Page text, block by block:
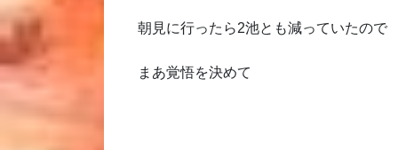
朝見に行ったら2池とも減っていたので
まあ覚悟を決めて